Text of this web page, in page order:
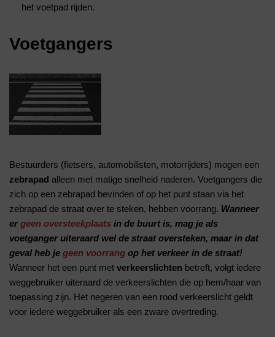
het voetpad rijden.
Voetgangers
Bestuurders (fietsers, automobilisten, motorrijders) mogen een
zebrapad alleen met matige snelheid naderen. Voetgangers die
zich op een zebrapad bevinden of op het punt staan via het
zebrapad de straat over te steken, hebben voorrang. Wanneer
ergeen oversteekplaats in de buurt is, mag je als
voetganger uiteraard wel de straat oversteken, maar in dat
geval heb je geen voorrang op het verkeer in de straat!
Wanneer het een punt met verkeerslichten betreft, volgt iedere
weggebruiker uiteraard de verkeerslichten die op hem/haar van
toepassing zijn. Het negeren van een rood verkeerslicht geldt
voor iedere weggebruiker als een zware overtreding.